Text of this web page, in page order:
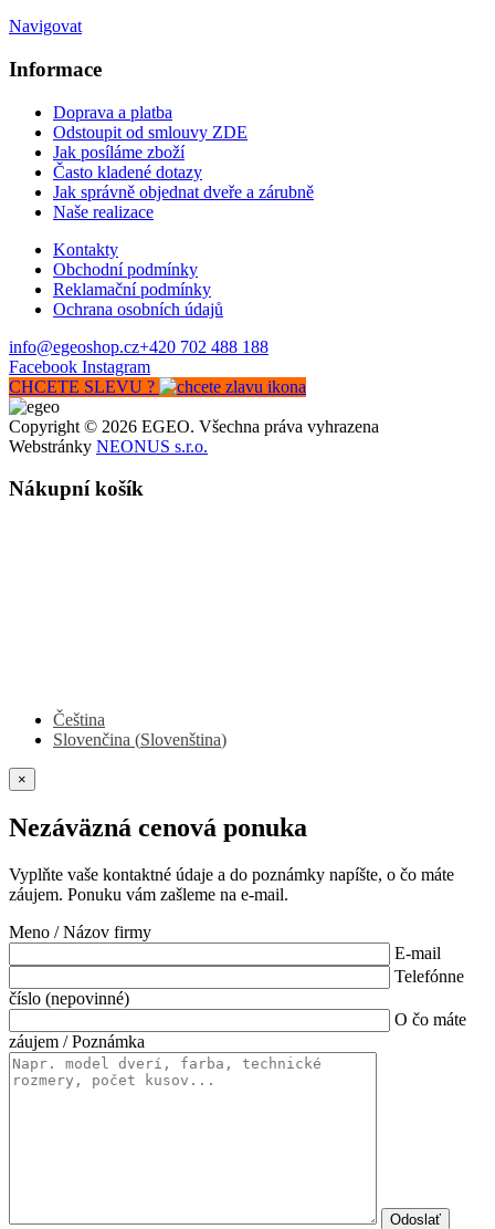
Navigovat
Informace
Doprava a platba
Odstoupit od smlouvy ZDE
Jak posíláme zboží
Často kladené dotazy
Jak správně objednat dveře a zárubně
Naše realizace
Kontakty
Obchodní podmínky
Reklamační podmínky
Ochrana osobních údajů
info@egeoshop.cz+420 702 488 188
Facebook Instagram
CHCETE SLEVU ?
Copyright © 2026 EGEO. Všechna práva vyhrazena
Webstránky NEONUS s.r.o.
Nákupní košík
Čeština
Slovenčina (Slovenština)
×
Nezáväzná cenová ponuka
Vyplňte vaše kontaktné údaje a do poznámky napíšte, o čo máte
záujem. Ponuku vám zašleme na e-mail.
Meno / Názov firmy
E-mail
Telefónne
číslo (nepovinné)
O čo máte
záujem / Poznámka